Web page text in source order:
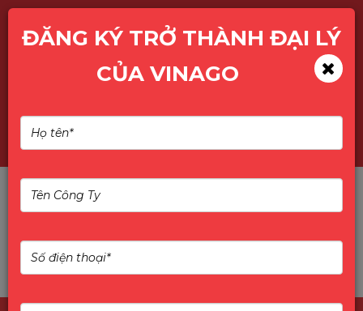
ĐĂNG KÝ TRỞ THÀNH ĐẠI LÝ
CỦA VINAGO